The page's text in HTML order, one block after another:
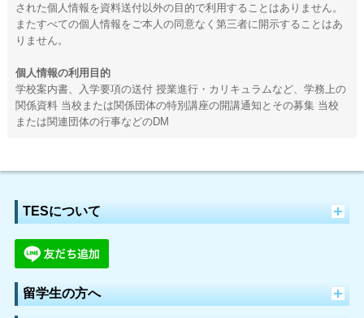
された個人情報を資料送付以外の目的で利用することはありません。
またすべての個人情報をご本人の同意なく第三者に開示することはあ
りません。
個人情報の利用目的
学校案内書、入学要項の送付 授業進行・カリキュラムなど、学務上の
関係資料 当校または関係団体の特別講座の開講通知とその募集 当校
または関連団体の行事などのDM
TESについて
留学生の方へ